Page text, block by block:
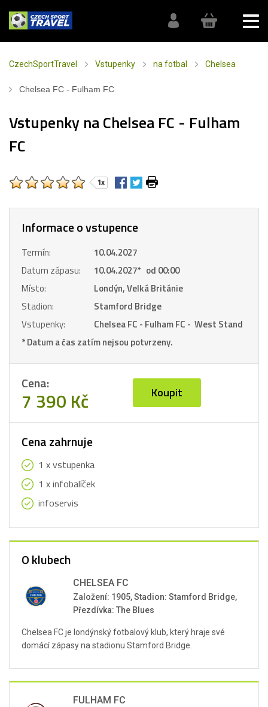
CzechSportTravel Vstupenky na fotbal Chelsea
Chelsea FC - Fulham FC
Vstupenky na Chelsea FC - Fulham
FC
1x
Informace o vstupence
Termín:
10.04.2027
Datum zápasu:
10.04.2027* od 00:00
Místo:
Londýn, Velká Británie
Stadion:
Stamford Bridge
Vstupenky:
Chelsea FC - Fulham FC - West Stand
* Datum a čas zatím nejsou potvrzeny.
Cena:
7 390 Kč Koupit
Cena zahrnuje
1 x vstupenka
1 x infobalíček
infoservis
O klubech
CHELSEA FC
Založení: 1905, Stadion: Stamford Bridge,
Přezdívka: The Blues
Chelsea FC je londýnský fotbalový klub, který hraje své
domácí zápasy na stadionu Stamford Bridge.
FULHAM FC